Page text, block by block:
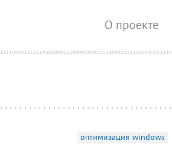
О проекте
оптимизация windows